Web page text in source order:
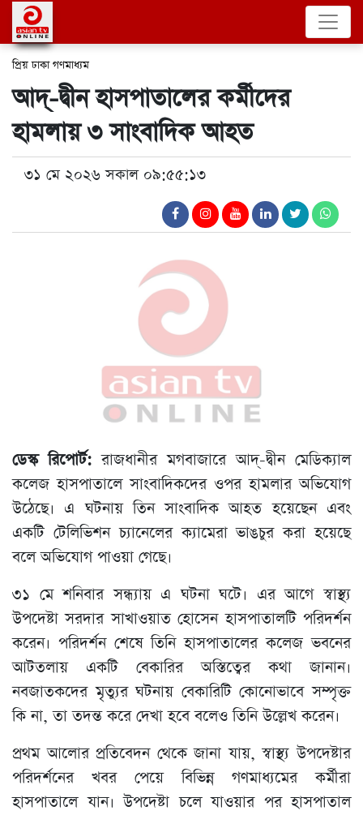
প্রিয় ঢাকা গণমাধ্যম
আদ্-দ্বীন হাসপাতালের কর্মীদের
হামলায় ৩ সাংবাদিক আহত
৩১ মে ২০২৬ সকাল ০৯:৫৫:১৩
ডেস্ক রিপোর্ট:রাজধানীর মগবাজারে আদ্-দ্বীন মেডিক্যাল
কলেজ হাসপাতালে সাংবাদিকদের ওপর হামলার অভিযোগ
উঠেছে। এ ঘটনায় তিন সাংবাদিক আহত হয়েছেন এবং
একটি টেলিভিশন চ্যানেলের ক্যামেরা ভাঙচুর করা হয়েছে
বলে অভিযোগ পাওয়া গেছে।
৩১ মে শনিবার সন্ধ্যায় এ ঘটনা ঘটে। এর আগে স্বাস্থ্য
উপদেষ্টা সরদার সাখাওয়াত হোসেন হাসপাতালটি পরিদর্শন
করেন। পরিদর্শন শেষে তিনি হাসপাতালের কলেজ ভবনের
আটতলায় একটি বেকারির অস্তিত্বের কথা জানান।
নবজাতকদের মৃত্যুর ঘটনায় বেকারিটি কোনোভাবে সম্পৃক্ত
কি না, তা তদন্ত করে দেখা হবে বলেও তিনি উল্লেখ করেন।
প্রথম আলোর প্রতিবেদন থেকে জানা যায়, স্বাস্থ্য উপদেষ্টার
পরিদর্শনের খবর পেয়ে বিভিন্ন গণমাধ্যমের কর্মীরা
হাসপাতালে যান। উপদেষ্টা চলে যাওয়ার পর হাসপাতাল